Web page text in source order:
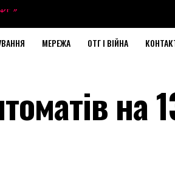
МЕРЕЖА ОТГ І ВІЙНА
на